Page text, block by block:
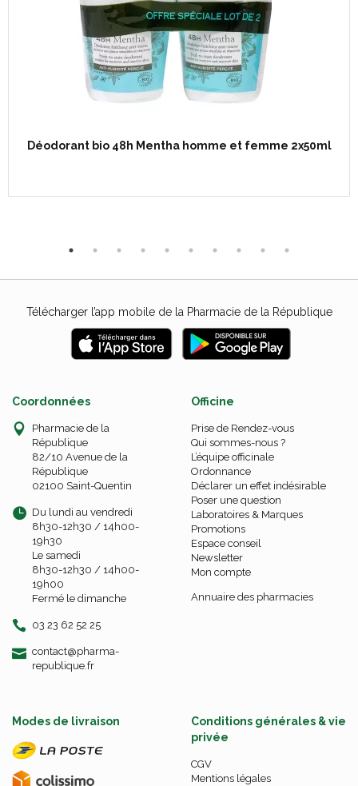
Déodorant bio 48h Mentha homme et femme 2x50ml
Télécharger l’app mobile de la Pharmacie de la République
Coordonnées
Pharmacie de la
République
82/10 Avenue de la
République
02100 Saint-Quentin
Du lundi au vendredi
8h30-12h30 / 14h00-
19h30
Le samedi
8h30-12h30 / 14h00-
19h00
Fermé le dimanche
03 23 62 52 25
contact-
@-
pharma-
republique.fr
Officine
Prise de Rendez-vous
Qui sommes-nous ?
L’équipe officinale
Ordonnance
Déclarer un effet indésirable
Poser une question
Laboratoires & Marques
Promotions
Espace conseil
Newsletter
Mon compte
Annuaire des pharmacies
Modes de livraison
Conditions générales & vie
privée
CGV
Mentions légales